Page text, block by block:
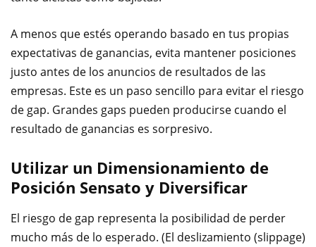
A menos que estés operando basado en tus propias
expectativas de ganancias, evita mantener posiciones
justo antes de los anuncios de resultados de las
empresas. Este es un paso sencillo para evitar el riesgo
de gap. Grandes gaps pueden producirse cuando el
resultado de ganancias es sorpresivo.
Utilizar un Dimensionamiento de
Posición Sensato y Diversificar
El riesgo de gap representa la posibilidad de perder
mucho más de lo esperado. (El deslizamiento (slippage)